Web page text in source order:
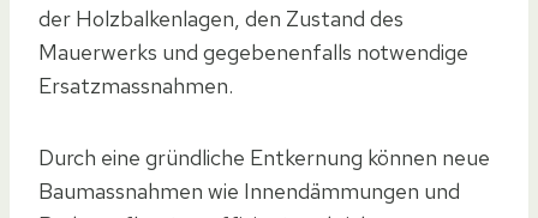
der Holzbalkenlagen, den Zustand des
Mauerwerks und gegebenenfalls notwendige
Ersatzmassnahmen.
Durch eine gründliche Entkernung können neue
Baumassnahmen wie Innendämmungen und